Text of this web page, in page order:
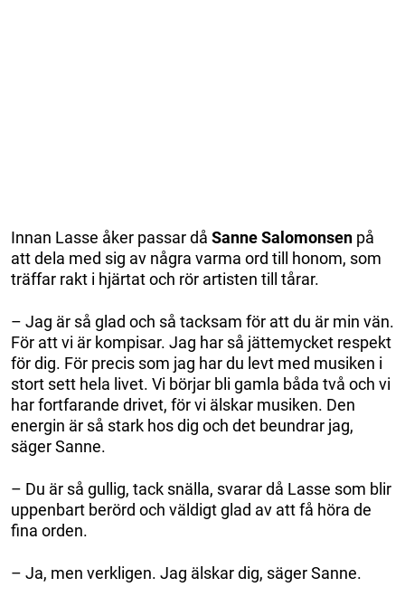
Innan Lasse åker passar då Sanne Salomonsen på
att dela med sig av några varma ord till honom, som
träffar rakt i hjärtat och rör artisten till tårar.
– Jag är så glad och så tacksam för att du är min vän.
För att vi är kompisar. Jag har så jättemycket respekt
för dig. För precis som jag har du levt med musiken i
stort sett hela livet. Vi börjar bli gamla båda två och vi
har fortfarande drivet, för vi älskar musiken. Den
energin är så stark hos dig och det beundrar jag,
säger Sanne.
– Du är så gullig, tack snälla, svarar då Lasse som blir
uppenbart berörd och väldigt glad av att få höra de
fina orden.
– Ja, men verkligen. Jag älskar dig, säger Sanne.